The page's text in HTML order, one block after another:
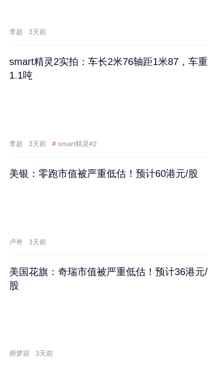
李超 3天前
smart精灵2实拍：车长2米76轴距1米87，车重
1.1吨
李超 3天前 # smart精灵#2
美银：零跑市值被严重低估！预计60港元/股
卢奇 3天前
美国花旗：奇瑞市值被严重低估！预计36港元/
股
师梦琼 3天前